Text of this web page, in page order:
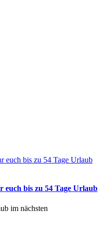
euch bis zu 54 Tage Urlaub
im nächsten